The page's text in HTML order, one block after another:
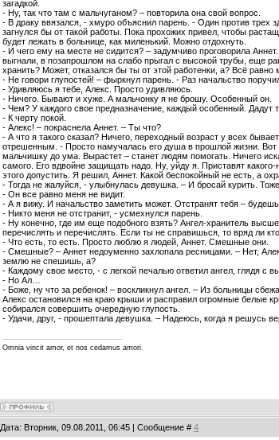
загадкой.
- Ну, так что там с мальчуганом? – повторила она свой вопрос.
- В драку ввязался, - хмуро объяснил парень. - Один против
загнулся бы от такой работы. Пока прохожих привел, чтобы
будет лежать в больнице, как миленький. Можно отдохнуть.
- И чего ему на месте не сидится? – задумчиво проговорила
выгнали, в позапрошлом на слабо прыгал с высокой трубы, еще
хранить? Может, отказался бы ты от этой работенки, а? Всё
- Не говори глупостей! – фыркнул парень. - Раз начальство
- Удивляюсь я тебе, Алекс. Просто удивляюсь.
- Ничего. Бывают и хуже. А мальчонку я не брошу. Особенный он.
- Чем? У каждого свое предназначение, каждый особенный. Дадут
- К черту покой.
- Алекс! – покраснела Аннет. – Ты что?
- А что я такого сказал? Ничего, переходный возраст у всех
отрешенным. - Просто намучалась его душа в прошлой жизни.
мальчишку до ума. Вырастет – станет людям помогать. Ничего
самого. Его вдвойне защищать надо. Ну, уйду я. Приставят
этого допустить. Я решил, Аннет. Какой беспокойный не есть, а
- Тогда не жалуйся, - улыбнулась девушка. – И бросай курить.
- Он все равно меня не видит.
- А я вижу. И начальство заметить может. Отстранят тебя – будешь
- Никто меня не отстранит, - усмехнулся парень.
- Ну конечно, где им еще подобного взять? Ангел-хранитель
перечислять и перечислять. Если ты не справишься, то вряд ли
- Что есть, то есть. Просто люблю я людей, Аннет. Смешные они.
- Смешные? – Аннет недоуменно захлопала ресницами. – Нет,
землю не спешишь, а?
- Каждому свое место, - с легкой печалью ответил ангел, глядя с
- Но Ал…
- Боже, ну что за ребенок! – воскликнул ангел. – Из больницы
Алекс остановился на краю крыши и расправил огромные белые
собирался совершить очередную глупость.
- Удачи, друг, - прошептала девушка. – Надеюсь, когда я решусь
Omnia vincit amor, et nos cedamus amori.
Дата: Вторник, 09.08.2011, 06:45 | Сообщение # 4